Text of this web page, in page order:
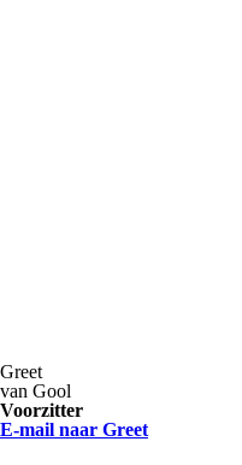
Greet
van Gool
Voorzitter
E-mail naar Greet